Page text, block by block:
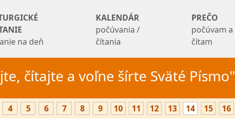
na deň
KALENDÁR
počúvania /
čítania
PREČO
počúvam a
čítam
čítajte a voľne šírte Sväté Písmo"
4 5 6 7 8 9 10 11 12 13 14 15 16